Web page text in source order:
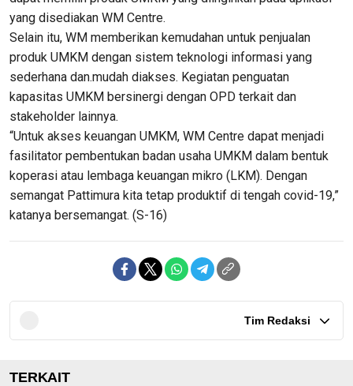
yang disediakan WM Centre.
Selain itu, WM memberikan kemudahan untuk penjualan
produk UMKM dengan sistem teknologi informasi yang
sederhana dan.mudah diakses. Kegiatan penguatan
kapasitas UMKM bersinergi dengan OPD terkait dan
stakeholder lainnya.
“Untuk akses keuangan UMKM, WM Centre dapat menjadi
fasilitator pembentukan badan usaha UMKM dalam bentuk
koperasi atau lembaga keuangan mikro (LKM). Dengan
semangat Pattimura kita tetap produktif di tengah covid-19,”
katanya bersemangat. (S-16)
Tim Redaksi
TERKAIT